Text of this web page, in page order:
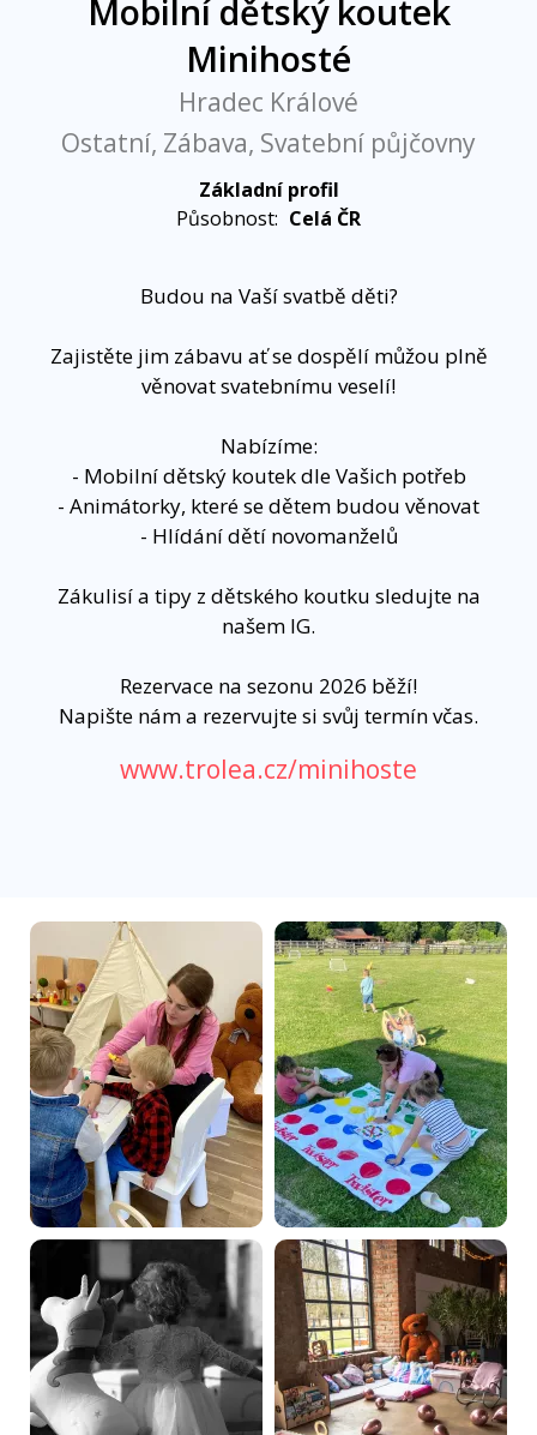
Mobilní dětský koutek
Minihosté
Hradec Králové
Ostatní, Zábava, Svatební půjčovny
Základní profil
Působnost: Celá ČR
Budou na Vaší svatbě děti?
Zajistěte jim zábavu ať se dospělí můžou plně
věnovat svatebnímu veselí!
Nabízíme:
- Mobilní dětský koutek dle Vašich potřeb
- Animátorky, které se dětem budou věnovat
- Hlídání dětí novomanželů
Zákulisí a tipy z dětského koutku sledujte na
našem IG.
Rezervace na sezonu 2026 běží!
Napište nám a rezervujte si svůj termín včas.
www.trolea.cz/minihoste